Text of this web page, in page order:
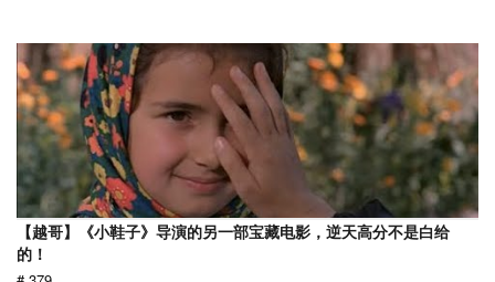
【越哥】《小鞋子》导演的另一部宝藏电影，逆天高分不是白给
的！